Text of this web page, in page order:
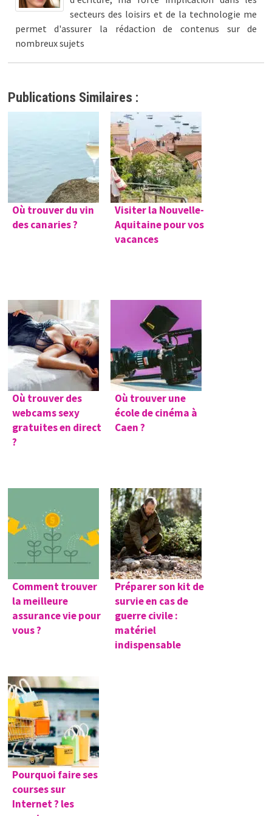
secteurs des loisirs et de la technologie me
permet d'assurer la rédaction de contenus sur de
nombreux sujets
Publications Similaires :
Où trouver du vin
des canaries ?
Visiter la Nouvelle-
Aquitaine pour vos
vacances
Où trouver des
webcams sexy
gratuites en direct
?
Où trouver une
école de cinéma à
Caen ?
Comment trouver
la meilleure
assurance vie pour
vous ?
Préparer son kit de
survie en cas de
guerre civile :
matériel
indispensable
Pourquoi faire ses
courses sur
Internet ? les